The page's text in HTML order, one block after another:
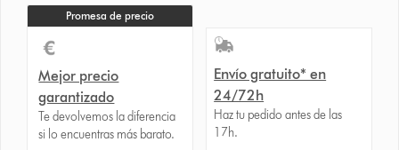
Promesa de precio
Mejor precio
garantizado
Te devolvemos la diferencia
si lo encuentras más barato.
Envío gratuito* en
24/72h
Haz tu pedido antes de las
17h.